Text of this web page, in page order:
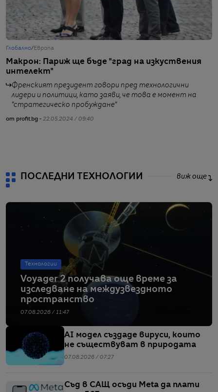
Глобално/Европа
Макрон: Париж ще бъде "град на изкуствения
интелект"
Френският президент говори пред технологични
лидери и политици, като заяви, че това е момент на
"стратегическо пробуждане"
от profit.bg - 22.05.2024 / 09:40
ПОСЛЕДНИ ТЕХНОЛОГИИ виж още
Технологии
Voyager 2 получава още време за
изследване на междузвездното
пространство
07.08.2026 / 11:47
AI модел създаде вируси, които
не съществуват в природата
07.08.2026 / 07:27
Съд в САЩ осъди Meta да плати